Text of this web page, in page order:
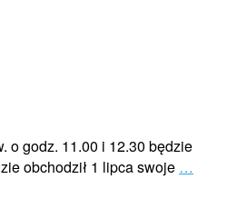
o godz. 11.00 i 12.30 będzie
obchodził 1 lipca swoje …